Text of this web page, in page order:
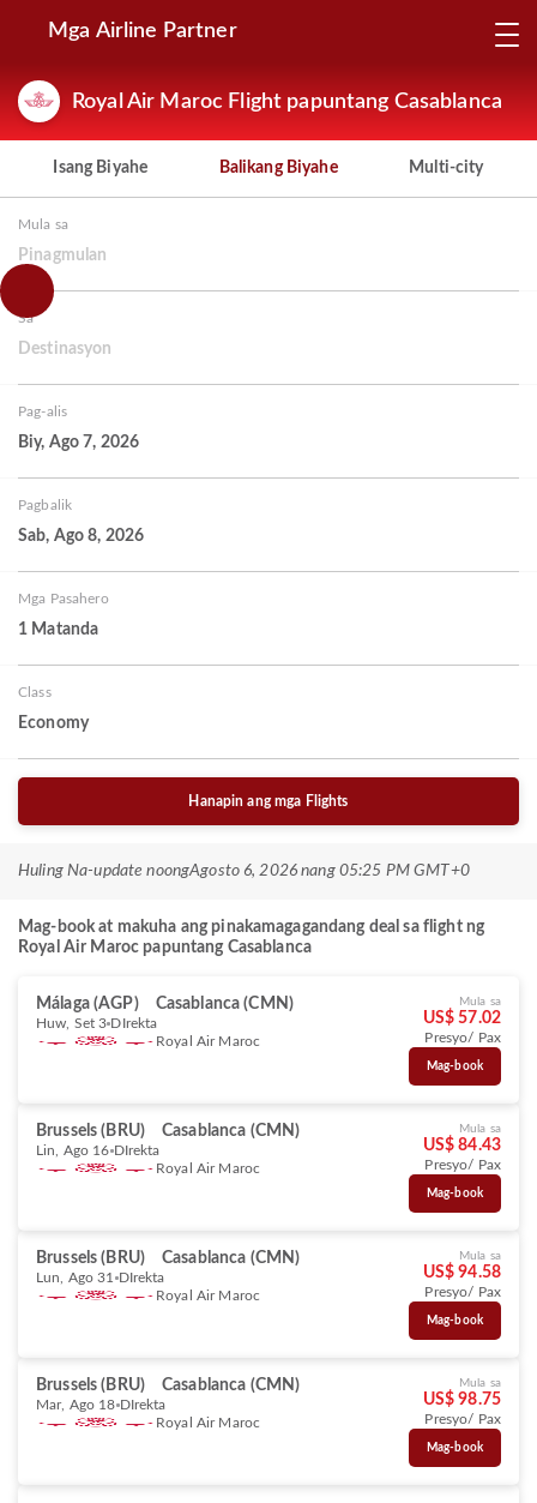
Mga Airline Partner
Royal Air Maroc Flight papuntang Casablanca
Isang Biyahe Balikang Biyahe Multi-city
Mula sa
Pinagmulan
Sa
Destinasyon
Pag-alis
Biy, Ago 7, 2026
Pagbalik
Sab, Ago 8, 2026
Mga Pasahero
1 Matanda
Class
Economy
Hanapin ang mga Flights
Huling Na-update noongAgosto 6, 2026 nang 05:25 PM GMT+0
Mag-book at makuha ang pinakamagagandang deal sa flight ng
Royal Air Maroc papuntang Casablanca
Málaga (AGP) Casablanca (CMN)
Huw, Set 3 DIrekta
Royal Air Maroc
Mula sa
US$ 57.02
Presyo/ Pax
Mag-book
Brussels (BRU) Casablanca (CMN)
Lin, Ago 16 DIrekta
Royal Air Maroc
Mula sa
US$ 84.43
Presyo/ Pax
Mag-book
Brussels (BRU) Casablanca (CMN)
Lun, Ago 31 DIrekta
Royal Air Maroc
Mula sa
US$ 94.58
Presyo/ Pax
Mag-book
Brussels (BRU) Casablanca (CMN)
Mar, Ago 18 DIrekta
Royal Air Maroc
Mula sa
US$ 98.75
Presyo/ Pax
Mag-book